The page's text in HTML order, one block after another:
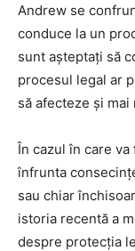
Andrew se
conduce la un
sunt așteptați să
procesul legal ar
să afecteze și
În cazul în care
înfrunta
sau chiar
istoria recentă a
despre protecția